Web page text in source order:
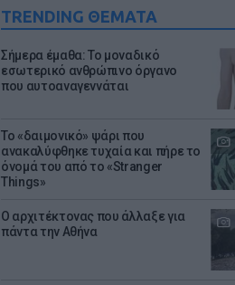
TRENDING ΘΕΜΑΤΑ
Σήμερα έμαθα: Το μοναδικό
εσωτερικό ανθρώπινο όργανο
που αυτοαναγεννάται
Το «δαιμονικό» ψάρι που
ανακαλύφθηκε τυχαία και πήρε το
όνομά του από το «Stranger
Things»
Ο αρχιτέκτονας που άλλαξε για
πάντα την Αθήνα